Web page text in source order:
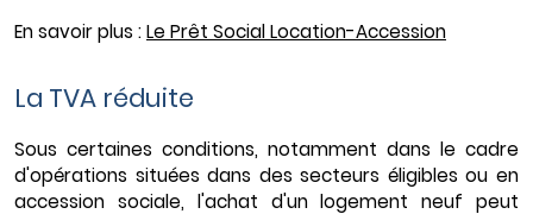
En savoir plus :Le Prêt Social Location-Accession
La TVA réduite
Sous certaines conditions, notamment dans le cadre
d'opérations situées dans des secteurs éligibles ou en
accession sociale, l'achat d'un logement neuf peut